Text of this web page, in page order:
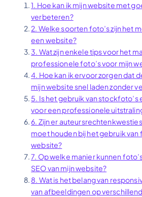
1. Hoe kan ik mijn website met
verbeteren?
2. Welke soorten foto’s zijn het
een website?
3. Wat zijn enkele tips voor het
professionele foto’s voor mijn
4. Hoe kan ik ervoor zorgen dat
mijn website snel laden zonder
5. Is het gebruik van
voor een professionele
6. Zijn er
moet houden bij het gebruik van
website?
7. Op welke manier kunnen
SEO van mijn website?
8. Wat is het belang van
van afbeeldingen op